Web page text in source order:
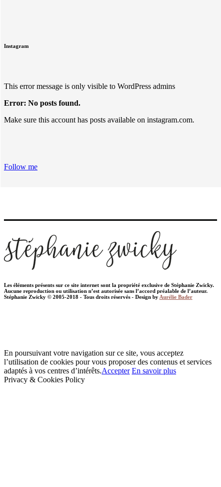
Instagram
This error message is only visible to WordPress admins
Error: No posts found.
Make sure this account has posts available on instagram.com.
Follow me
Les éléments présents sur ce site internet sont la propriété exclusive de Stéphanie Zwicky.
Aucune reproduction ou utilisation n’est autorisée sans l’accord préalable de l’auteur.
Stéphanie Zwicky © 2005-2018 - Tous droits réservés - Design by Aurélie Bader
En poursuivant votre navigation sur ce site, vous acceptez
l’utilisation de cookies pour vous proposer des contenus et services
adaptés à vos centres d’intérêts.Accepter En savoir plus
Privacy & Cookies Policy